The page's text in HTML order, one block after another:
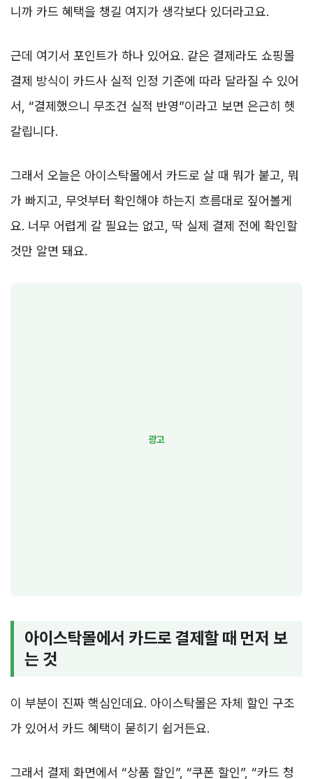
니까 카드 혜택을 챙길 여지가 생각보다 있더라고요.
근데 여기서 포인트가 하나 있어요. 같은 결제라도 쇼핑몰
결제 방식이 카드사 실적 인정 기준에 따라 달라질 수 있어
서, “결제했으니 무조건 실적 반영”이라고 보면 은근히 헷
갈립니다.
그래서 오늘은 아이스탁몰에서 카드로 살 때 뭐가 붙고, 뭐
가 빠지고, 무엇부터 확인해야 하는지 흐름대로 짚어볼게
요. 너무 어렵게 갈 필요는 없고, 딱 실제 결제 전에 확인할
것만 알면 돼요.
아이스탁몰에서 카드로 결제할 때 먼저 보
는 것
이 부분이 진짜 핵심인데요. 아이스탁몰은 자체 할인 구조
가 있어서 카드 혜택이 묻히기 쉽거든요.
그래서 결제 화면에서 “상품 할인”, “쿠폰 할인”, “카드 청